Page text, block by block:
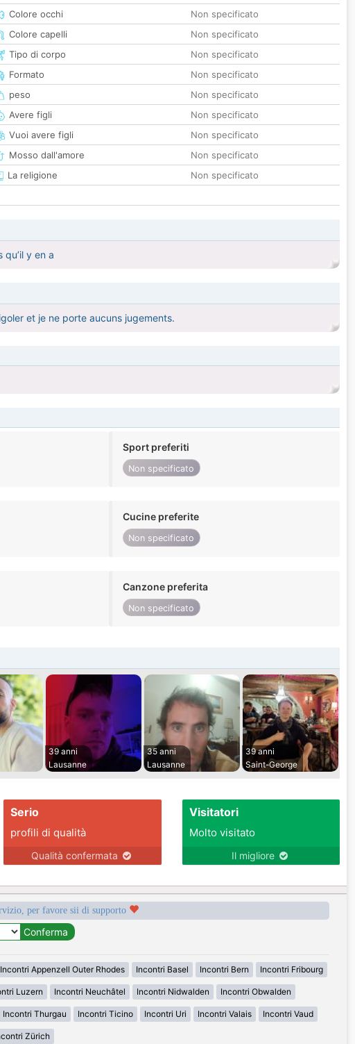
Colore occhi
Non specificato
Colore capelli
Non specificato
Tipo di corpo
Non specificato
Formato
Non specificato
peso
Non specificato
Avere figli
Non specificato
Vuoi avere figli
Non specificato
Mosso dall'amore
Non specificato
La religione
Non specificato
y en a
et je ne porte aucuns jugements.
Sport preferiti
Non specificato
Cucine preferite
Non specificato
Canzone preferita
Non specificato
39 anni
Lausanne
35 anni
Lausanne
39 anni
Saint-George
Serio
profili di qualità
Qualità confermata
Visitatori
Molto visitato
Il migliore
per favore sii di supporto
Incontri Appenzell Outer Rhodes Incontri Basel Incontri Bern Incontri Fribourg
Luzern Incontri Neuchâtel Incontri Nidwalden Incontri Obwalden
Incontri Thurgau Incontri Ticino Incontri Uri Incontri Valais Incontri Vaud
Zürich